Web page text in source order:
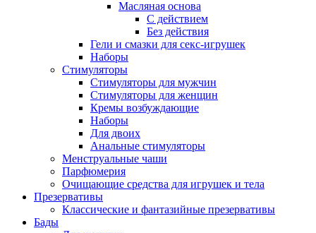
Масляная основа
С действием
Без действия
Гели и смазки для секс-игрушек
Наборы
Стимуляторы
Стимуляторы для мужчин
Стимуляторы для женщин
Кремы возбуждающие
Наборы
Для двоих
Анальные стимуляторы
Менструальные чаши
Парфюмерия
Очищающие средства для игрушек и тела
Презервативы
Классические и фантазийные презервативы
Бады